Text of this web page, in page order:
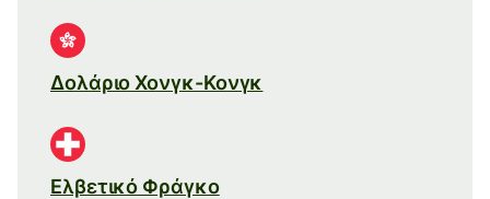
Δολάριο Χονγκ-Κονγκ
Ελβετικό Φράγκο